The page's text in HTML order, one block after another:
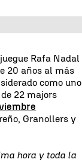
Rafa Nadal
20 años al más
como uno
22 majors
Granollers y
hora y toda la